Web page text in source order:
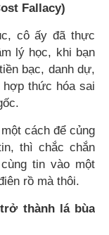
Fallacy)
cô ấy đã thực
lý học, khi bạn
bạc, danh dự,
thức hóa sai
cách để củng
thì chắc chắn
tin vào một
rồ mà thôi.
thành lá bùa